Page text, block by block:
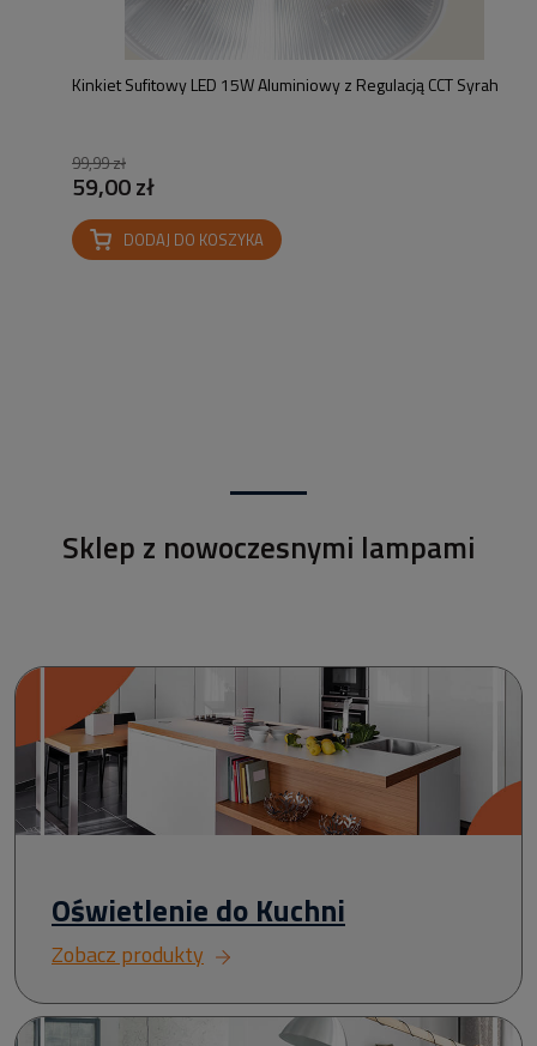
Kinkiet Sufitowy LED 15W Aluminiowy z Regulacją CCT Syrah
99,99 zł
59,00 zł
DODAJ DO KOSZYKA
Sklep z nowoczesnymi lampami
Oświetlenie do Kuchni
Zobacz produkty